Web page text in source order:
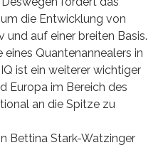
die Entwicklung von
auf einer breiten Basis.
Quantenannealers in
ist ein weiterer wichtiger
Europa im Bereich des
an die Spitze zu
Bettina Stark-Watzinger